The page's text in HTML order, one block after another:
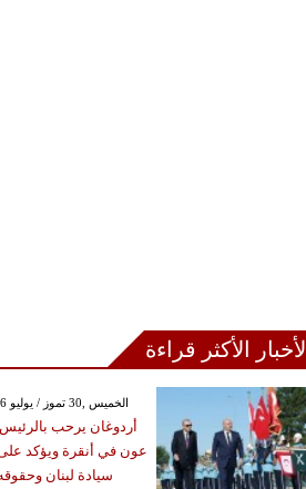
الأخبار الأكثر قراءة
GMT 18:33 2026 الخميس ,30 تموز / يوليو
أردوغان يرحب
عون في أنقرة ويؤكد
سيادة لبنان